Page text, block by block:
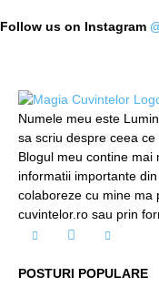
Follow us on Instagram
Numele meu este
sa scriu despre ceea
Blogul meu contine
informatii importante
colaboreze cu mine ma
cuvintelor.ro sau prin
POSTURI POPULARE